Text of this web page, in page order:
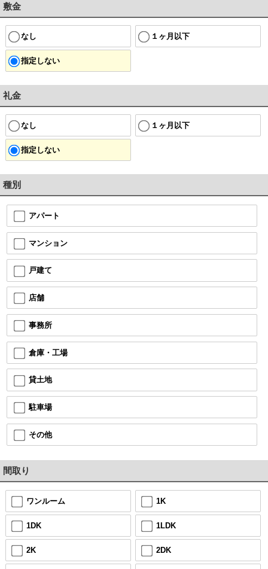
敷金
なし １ヶ月以下
指定しない
礼金
なし １ヶ月以下
指定しない
種別
アパート
マンション
戸建て
店舗
事務所
倉庫・工場
貸土地
駐車場
その他
間取り
ワンルーム 1K
1DK 1LDK
2K 2DK